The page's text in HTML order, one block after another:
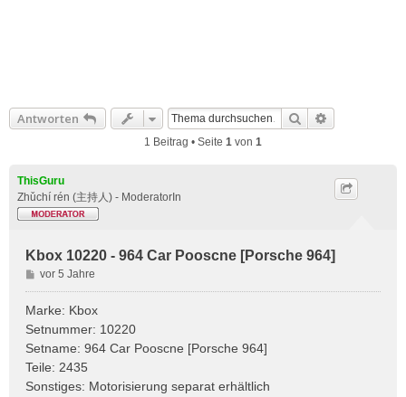
Antworten Suche
1 Beitrag • Seite 1 von 1
ThisGuru
Zhǔchí rén (主持人) - ModeratorIn
Kbox 10220 - 964 Car Pooscne [Porsche 964]
B
e
i
a
g
vor 5 Jahre
Marke: Kbox
Setnummer: 10220
Setname: 964 Car Pooscne [Porsche 964]
Teile: 2435
Sonstiges: Motorisierung separat erhältlich